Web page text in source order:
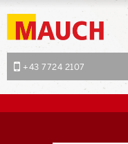
+43 7724 2107